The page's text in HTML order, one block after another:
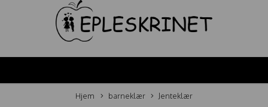
Hjem barneklær Jenteklær